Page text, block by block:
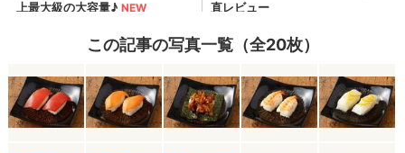
この記事の写真一覧（全20枚）